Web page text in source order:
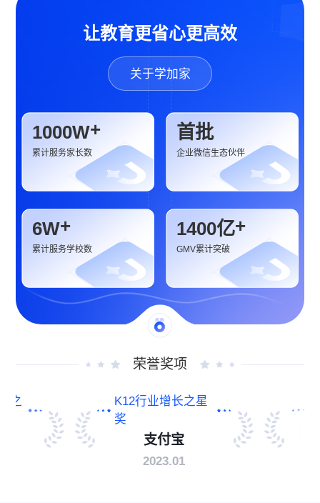
让教育更省心更高效
关于学加家
1000W+
累计服务家长数
首批
企业微信生态伙伴
6W+
累计服务学校数
1400亿+
GMV累计突破
荣誉奖项
K12行业增长之星
支付宝
2023.01
陕西